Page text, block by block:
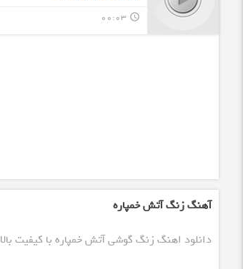
query_builder
00:03
آهنگ زنگ آتش خمپاره
دانلود اهنگ زنگ گوشی آتش خمپاره با کیفیت بالا